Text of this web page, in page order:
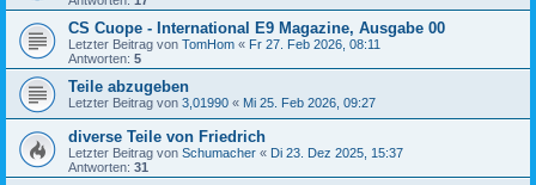
CS Cuope - International E9 Magazine, Ausgabe 00
Letzter Beitrag von TomHom « Fr 27. Feb 2026, 08:11
Antworten: 5
Teile abzugeben
Letzter Beitrag von 3,01990 « Mi 25. Feb 2026, 09:27
diverse Teile von Friedrich
Letzter Beitrag von Schumacher « Di 23. Dez 2025, 15:37
Antworten: 31